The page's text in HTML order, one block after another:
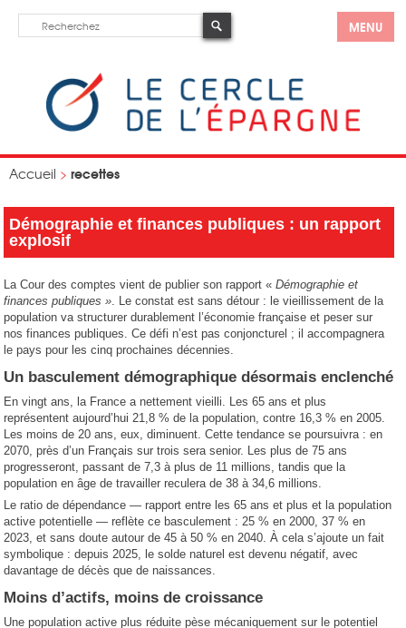
MENU
Accueil > recettes
Démographie et finances publiques : un rapport
explosif
La Cour des comptes vient de publier son rapport «Démographie et
finances publiques ». Le constat est sans détour : le vieillissement de la
population va structurer durablement l’économie française et peser sur
nos finances publiques. Ce défi n’est pas conjoncturel ; il accompagnera
le pays pour les cinq prochaines décennies.
Un basculement démographique désormais enclenché
En vingt ans, la France a nettement vieilli. Les 65 ans et plus
représentent aujourd’hui 21,8 % de la population, contre 16,3 % en 2005.
Les moins de 20 ans, eux, diminuent. Cette tendance se poursuivra : en
2070, près d’un Français sur trois sera senior. Les plus de 75 ans
progresseront, passant de 7,3 à plus de 11 millions, tandis que la
population en âge de travailler reculera de 38 à 34,6 millions.
Le ratio de dépendance — rapport entre les 65 ans et plus et la population
active potentielle — reflète ce basculement : 25 % en 2000, 37 % en
2023, et sans doute autour de 45 à 50 % en 2040. À cela s’ajoute un fait
symbolique : depuis 2025, le solde naturel est devenu négatif, avec
davantage de décès que de naissances.
Moins d’actifs, moins de croissance
Une population active plus réduite pèse mécaniquement sur le potentiel